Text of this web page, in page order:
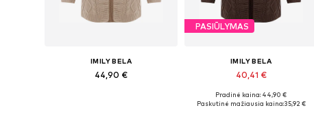
IMILY BELA
44,90 €
PASIŪLYMAS
IMILY BELA
40,41 €
Galimi dydžiai: S, M, L, XL, XXL
Pradinė kaina: 44,90 €
Paskutinė mažiausia kaina:35,92 €